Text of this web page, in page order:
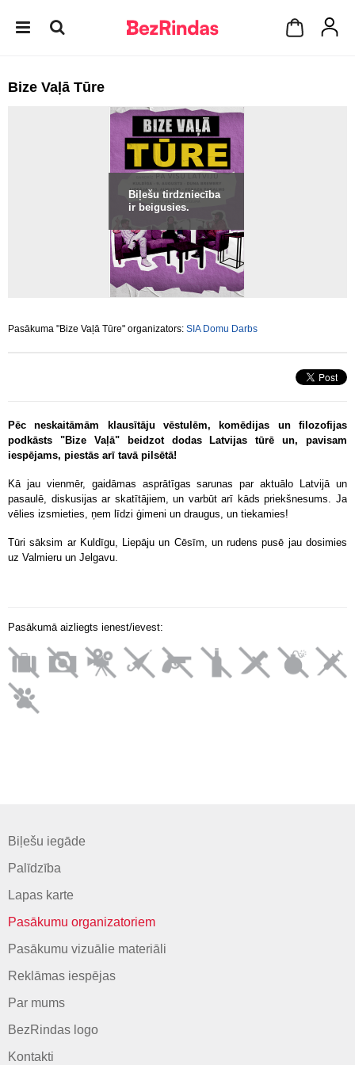
Bize Vaļā Tūre
Biļešu tirdzniecība
ir beigusies.
Pasākuma "Bize Vaļā Tūre" organizators: SIA Domu Darbs
Pēc neskaitāmām klausītāju vēstulēm, komēdijas un filozofijas
podkāsts "Bize Vaļā" beidzot dodas Latvijas tūrē un, pavisam
iespējams, piestās arī tavā pilsētā!
Kā jau vienmēr, gaidāmas asprātīgas sarunas par aktuālo Latvijā un
pasaulē, diskusijas ar skatītājiem, un varbūt arī kāds priekšnesums. Ja
vēlies izsmieties, ņem līdzi ģimeni un draugus, un tiekamies!
Tūri sāksim ar Kuldīgu, Liepāju un Cēsīm, un rudens pusē jau dosimies
uz Valmieru un Jelgavu.
Pasākumā aizliegts ienest/ievest:
Biļešu iegāde
Palīdzība
Lapas karte
Pasākumu organizatoriem
Pasākumu vizuālie materiāli
Reklāmas iespējas
Par mums
BezRindas logo
Kontakti